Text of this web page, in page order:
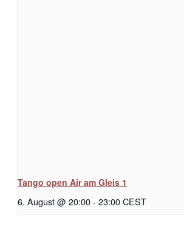
Tango open Air am Gleis 1
6. August @ 20:00- 23:00CEST